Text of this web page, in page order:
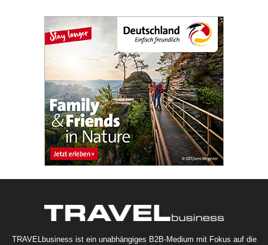
TRAVELbusiness ist ein unabhängiges B2B-Medium mit Fokus auf die